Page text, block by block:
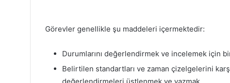
Görevler genellikle şu maddeleri içermektedir:
Durumlarını değerlendirmek ve incelemek için
Belirtilen standartları ve zaman çizelgelerini